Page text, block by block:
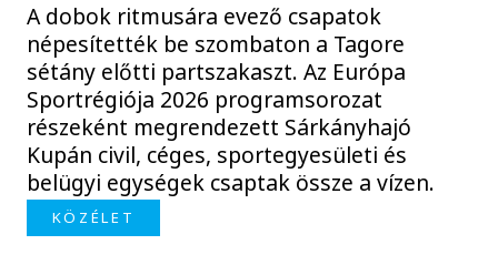
A dobok ritmusára evező csapatok
népesítették be szombaton a Tagore
sétány előtti partszakaszt. Az Európa
Sportrégiója 2026 programsorozat
részeként megrendezett Sárkányhajó
Kupán civil, céges, sportegyesületi és
belügyi egységek csaptak össze a vízen.
KÖZÉLET